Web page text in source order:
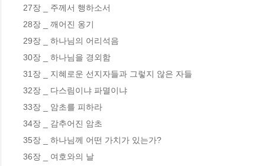
27장 _ 주께서 행하소서
28장 _ 깨어진 옹기
29장 _ 하나님의 어리석음
30장 _ 하나님을 경외함
31장 _ 지혜로운 선지자들과 그렇지 않은 자들
32장 _ 다스림이냐 파멸이냐
33장 _ 암초를 피하라
34장 _ 감추어진 암초
35장 _ 하나님께 어떤 가치가 있는가?
36장 _ 여호와의 날